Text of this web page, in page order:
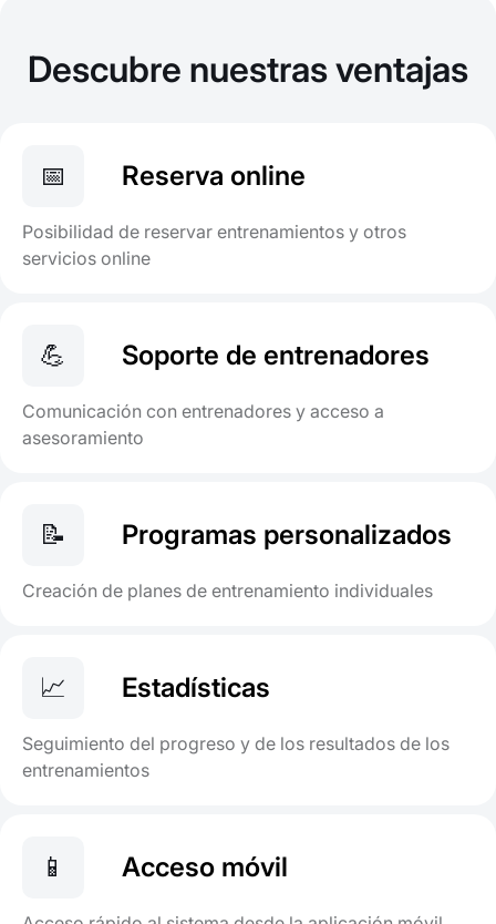
Descubre nuestras ventajas
📅 Reserva online
Posibilidad de reservar entrenamientos y otros
servicios online
💪 Soporte de entrenadores
Comunicación con entrenadores y acceso a
asesoramiento
📝 Programas personalizados
Creación de planes de entrenamiento individuales
📈 Estadísticas
Seguimiento del progreso y de los resultados de los
entrenamientos
📱 Acceso móvil